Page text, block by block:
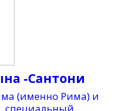
-Сантони
(именно Рима) и